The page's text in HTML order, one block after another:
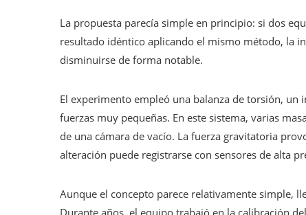
La propuesta parecía simple en principio: si dos
resultado idéntico aplicando el mismo método, la
disminuirse de forma notable.
El experimento empleó una balanza de torsión,
fuerzas muy pequeñas. En este sistema, varias
de una cámara de vacío. La fuerza gravitatoria
alteración puede registrarse con sensores de alta
Aunque el concepto parece relativamente simple,
Durante años, el equipo trabajó en la calibración